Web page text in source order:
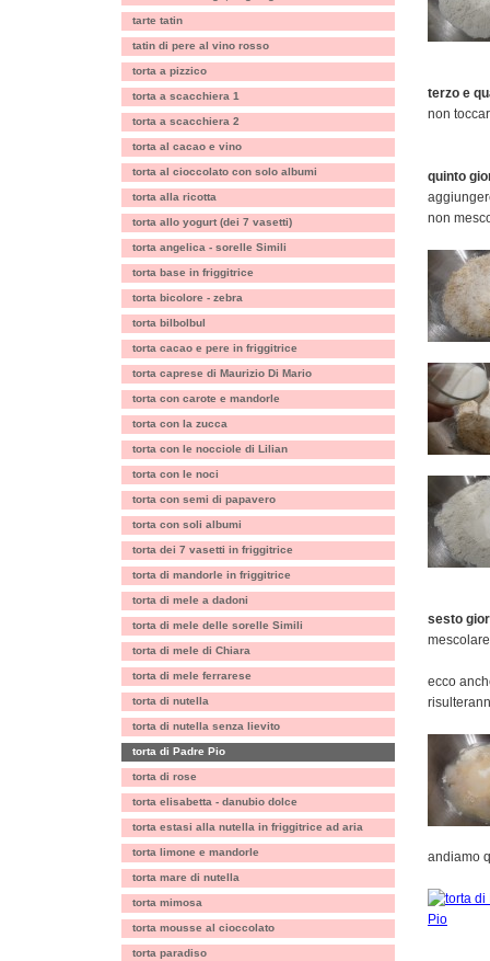
tarte tatin
tatin di pere al vino rosso
torta a pizzico
torta a scacchiera 1
torta a scacchiera 2
torta al cacao e vino
torta al cioccolato con solo albumi
torta alla ricotta
torta allo yogurt (dei 7 vasetti)
torta angelica - sorelle Simili
torta base in friggitrice
torta bicolore - zebra
torta bilbolbul
torta cacao e pere in friggitrice
torta caprese di Maurizio Di Mario
torta con carote e mandorle
torta con la zucca
torta con le nocciole di Lilian
torta con le noci
torta con semi di papavero
torta con soli albumi
torta dei 7 vasetti in friggitrice
torta di mandorle in friggitrice
torta di mele a dadoni
torta di mele delle sorelle Simili
torta di mele di Chiara
torta di mele ferrarese
torta di nutella
torta di nutella senza lievito
torta di Padre Pio
torta di rose
torta elisabetta - danubio dolce
torta estasi alla nutella in friggitrice ad aria
torta limone e mandorle
torta mare di nutella
torta mimosa
torta mousse al cioccolato
torta paradiso
terzo e
non
quinto
non
sesto
ecco
andiamo